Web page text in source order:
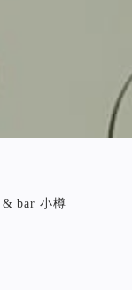
bar 小樽